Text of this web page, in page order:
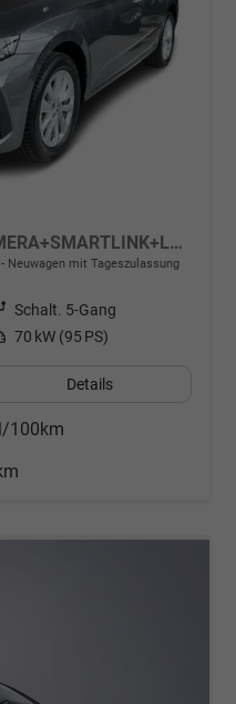
Classic Selection SHZ+KAMERA+SMARTLINK+LED+16" ALU
Neuwagen mit Tageszulassung
Getriebe Schalt. 5-Gang
70 kW (95 PS)
Details
100km